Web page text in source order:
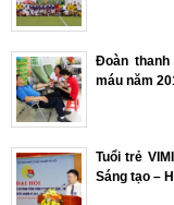
Đoàn
máu năm
Tuổi trẻ
Sáng tạo –